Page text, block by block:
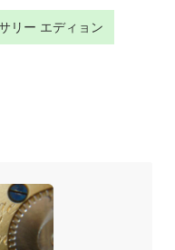
リー エディョン